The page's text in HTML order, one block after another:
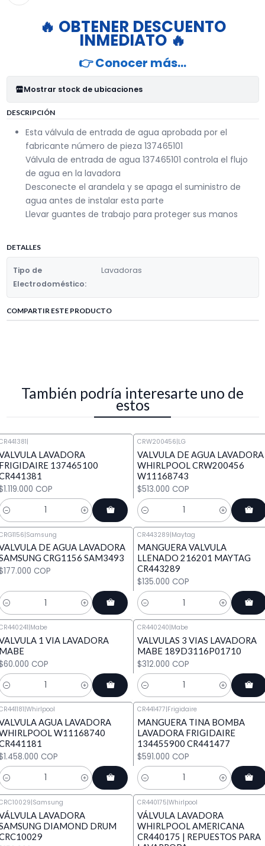
🔥 OBTENER DESCUENTO
INMEDIATO 🔥
👉 Conocer más…
Mostrar stock de ubicaciones
DESCRIPCIÓN
Esta válvula de entrada de agua aprobada por el
fabricante número de pieza 137465101
Válvula de entrada de agua 137465101 controla el flujo
de agua en la lavadora
Desconecte el arandela y se apaga el suministro de
agua antes de instalar esta parte
Llevar guantes de trabajo para proteger sus manos
DETALLES
Tipo de
Electrodoméstico:
Lavadoras
COMPARTIR ESTE PRODUCTO
También podría interesarte uno de
estos
|
LAVADORA
137465100
COP
CRW200456|LG
VALVULA DE AGUA LAVADORA
WHIRLPOOL CRW200456
W11168743
$513.000 COP
Cantidad
|Samsung
DE AGUA LAVADORA
CRG1156 SAM3493
COP
CR443289|Maytag
MANGUERA VALVULA
LLENADO 216201 MAYTAG
CR443289
$135.000 COP
Cantidad
|Mabe
1 VIA LAVADORA
COP
CR440240|Mabe
VALVULAS 3 VIAS LAVADORA
MABE 189D3116P01710
$312.000 COP
Cantidad
|Whirlpool
AGUA LAVADORA
W11168740
COP
CR441477|Frigidaire
MANGUERA TINA BOMBA
LAVADORA FRIGIDAIRE
134455900 CR441477
$591.000 COP
Cantidad
|Samsung
LAVADORA
DIAMOND DRUM
CR440175|Whirlpool
VÁLVULA LAVADORA
WHIRLPOOL AMERICANA
CR440175 | REPUESTOS PARA